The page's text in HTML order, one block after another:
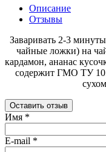
Описание
Отзывы
Заваривать 2-3
чайные ложки) на
кардамон, ананас
содержит ГМО ТУ
Оставить отзыв
Имя *
E-mail *